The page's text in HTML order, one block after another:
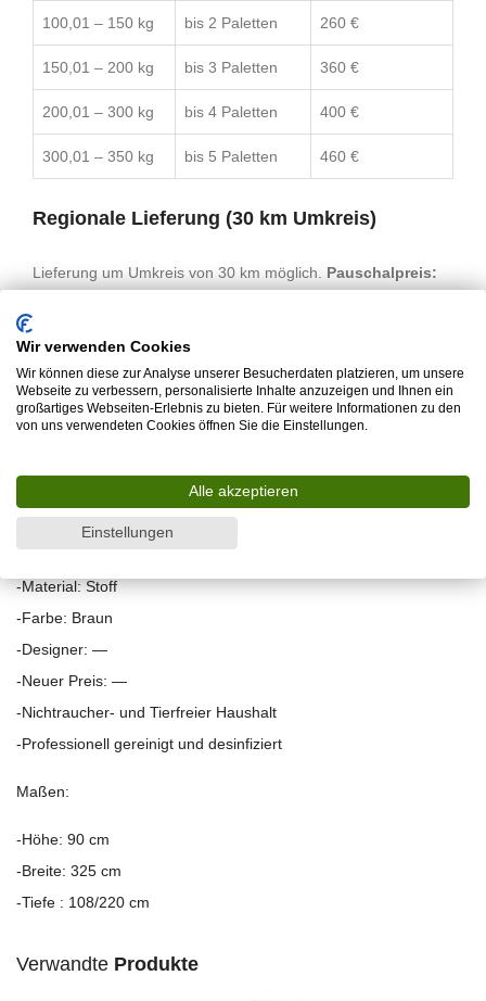
100,01 – 150 kg bis 2 Paletten 260 €
150,01 – 200 kg bis 3 Paletten 360 €
200,01 – 300 kg bis 4 Paletten 400 €
300,01 – 350 kg bis 5 Paletten 460 €
Regionale Lieferung (30 km Umkreis)
Lieferung um Umkreis von 30 km möglich. Pauschalpreis:
BESCHREIBUNG
Eigenschaften:
-Zustand: sehr guter ,gebrauchter Zustand mit leichten
Gebrauchsspuren auf der Sitzfläche.
-Material: Stoff
-Farbe: Braun
-Designer: —
-Neuer Preis: —
-Nichtraucher- und Tierfreier Haushalt
-Professionell gereinigt und desinfiziert
Maßen:
-Höhe: 90 cm
-Breite: 325 cm
-Tiefe : 108/220 cm
Verwandte Produkte
Wir verwenden Cookies
Wir können diese zur Analyse unserer Besucherdaten platzieren, um unsere
Webseite zu verbessern, personalisierte Inhalte anzuzeigen und Ihnen ein
großartiges Webseiten-Erlebnis zu bieten. Für weitere Informationen zu den
von uns verwendeten Cookies öffnen Sie die Einstellungen.
Alle akzeptieren
Einstellungen